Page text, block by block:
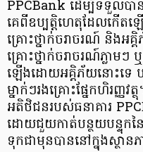
PPCBank ដើម្បីទទួលបាន
គេពីឧប្បត្តិហេតុ​ដែលកើ
គ្រោះថ្នាក់ចរាចរណ៍ និងអ
គ្រោះថ្នាក់ចរាចរណ៍ភ្លាមៗ
ឡើងដោយ​អគ្គិភ័យនោះទេ បញ្
ម្នាក់ៗរងគ្រោះផ្នែកហិរញ្ញវ
អតិថិជនរបស់ធនាគារ
ដោយជួយកាត់បន្ថយ​បន្ទុក
ទុកជាមុនបាននៅក្នុងស្ថាន